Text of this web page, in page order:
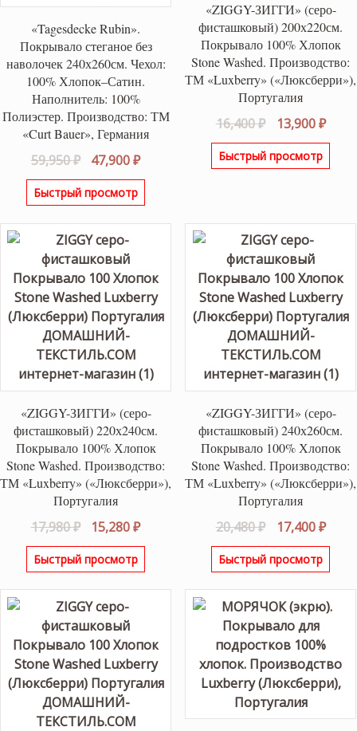
«Tagesdecke Rubin».
Покрывало стеганое без
наволочек 240х260см. Чехол:
100% Хлопок–Сатин.
Наполнитель: 100%
Полиэстер. Производство: ТМ
«Curt Bauer», Германия
59,950₽
Первоначальная
цена
составляла
47,900₽Текущая
цена:
Быстрый просмотр
«ZIGGY-ЗИГГИ» (серо-
фисташковый) 200х220см.
Покрывало 100% Хлопок
Stone Washed. Производство:
ТМ «Luxberry» («Люксберри»),
Португалия
16,400₽
цена
составляла
13,900₽
Быстрый просмотр
«ZIGGY-ЗИГГИ» (серо-
фисташковый) 220х240см.
Покрывало 100% Хлопок
Stone Washed. Производство:
ТМ «Luxberry» («Люксберри»),
Португалия
17,980₽
Первоначальная
цена
составляла
15,280₽Текущая
цена:
Быстрый просмотр
«ZIGGY-ЗИГГИ» (серо-
фисташковый) 240х260см.
Покрывало 100% Хлопок
Stone Washed. Производство:
ТМ «Luxberry» («Люксберри»),
Португалия
20,480₽
цена
составляла
17,400₽
Быстрый просмотр